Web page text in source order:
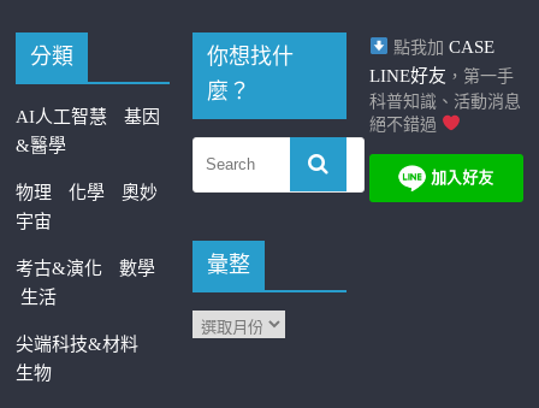
分類
AI人工智慧
基因
&醫學
物理 化學
奧妙
宇宙
考古&演化
數學
生活
尖端科技&材料
生物
你想找什
麼？
彙整
點我加 CASE
LINE好友 ，第一手
科普知識、活動消息
絕不錯過